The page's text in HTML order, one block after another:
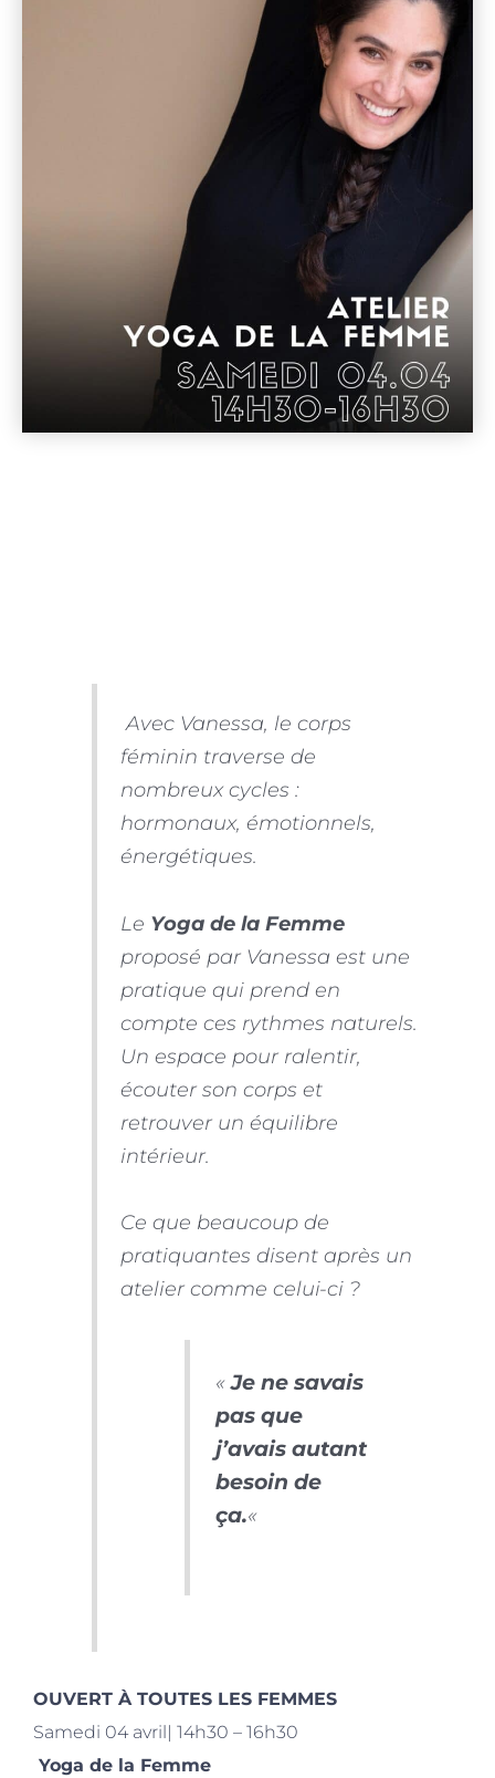
Avec Vanessa, le corps
féminin traverse de
nombreux cycles :
hormonaux, émotionnels,
énergétiques.
Le Yoga de la Femme
proposé par Vanessa est une
pratique qui prend en
compte ces rythmes naturels.
Un espace pour ralentir,
écouter son corps et
retrouver un équilibre
intérieur.
Ce que beaucoup de
pratiquantes disent après un
atelier comme celui-ci ?
«Je ne savais
pas que
j’avais autant
besoin de
ça.«
OUVERT À TOUTES LES FEMMES
Samedi 04 avril| 14h30 – 16h30
Yoga de la Femme